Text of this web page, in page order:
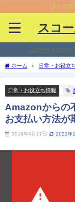
日々の
スコ
このサイトについ
ホーム 日常・お役立
日常・お役立ち情報
Amazonからの
お支払い方法が
2019年4月17日 2021年